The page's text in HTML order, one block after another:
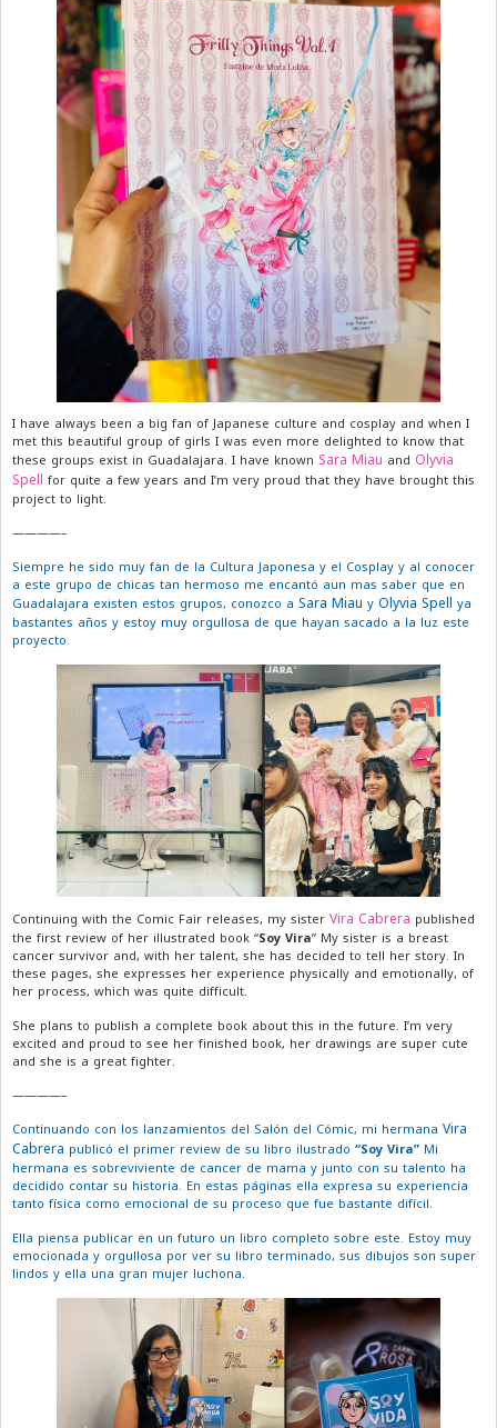
I have always been a big fan of Japanese culture and cosplay and when I
met this beautiful group of girls I was even more delighted to know that
these groups exist in Guadalajara. I have known Sara Miau and Olyvia
Spell for quite a few years and I’m very proud that they have brought this
project to light.
————–
Siempre he sido muy fan de la Cultura Japonesa y el Cosplay y al conocer
a este grupo de chicas tan hermoso me encantó aun mas saber que en
Guadalajara existen estos grupos, conozco a Sara Miau y Olyvia Spell ya
bastantes años y estoy muy orgullosa de que hayan sacado a la luz este
proyecto.
Continuing with the Comic Fair releases, my sister Vira Cabrera published
the first review of her illustrated book “Soy Vira” My sister is a breast
cancer survivor and, with her talent, she has decided to tell her story. In
these pages, she expresses her experience physically and emotionally, of
her process, which was quite difficult.
She plans to publish a complete book about this in the future. I’m very
excited and proud to see her finished book, her drawings are super cute
and she is a great fighter.
————–
Continuando con los lanzamientos del Salón del Cómic, mi hermana Vira
Cabrera publicó el primer review de su libro ilustrado “Soy Vira” Mi
hermana es sobreviviente de cancer de mama y junto con su talento ha
decidido contar su historia. En estas páginas ella expresa su experiencia
tanto física como emocional de su proceso que fue bastante difícil.
Ella piensa publicar en un futuro un libro completo sobre este. Estoy muy
emocionada y orgullosa por ver su libro terminado, sus dibujos son super
lindos y ella una gran mujer luchona.